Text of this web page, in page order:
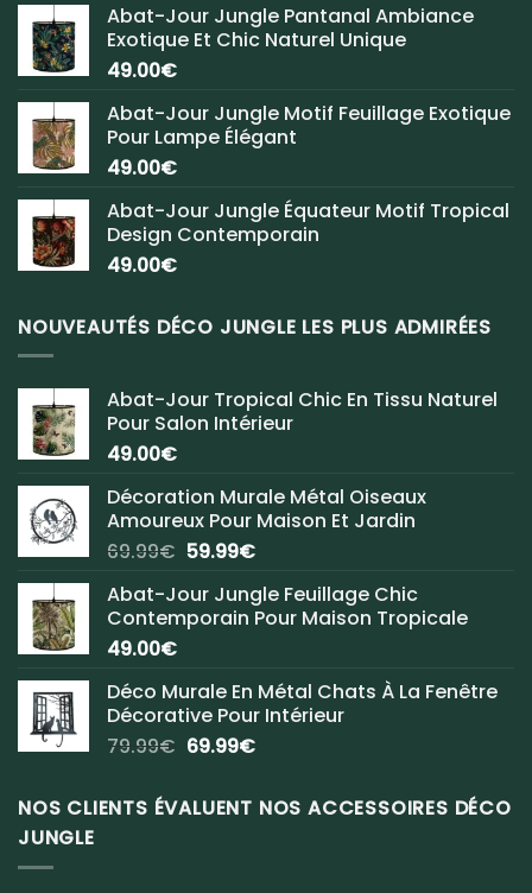
prix :
13.00€
Abat-Jour Jungle Pantanal Ambiance
Exotique Et Chic Naturel Unique
49.00€
Abat-Jour Jungle Motif Feuillage Exotique
Pour Lampe Élégant
49.00€
Abat-Jour Jungle Équateur Motif Tropical
Design Contemporain
49.00€
NOUVEAUTÉS DÉCO JUNGLE LES PLUS ADMIRÉES
Abat-Jour Tropical Chic En Tissu Naturel
Pour Salon Intérieur
49.00€
Décoration Murale Métal Oiseaux
Amoureux Pour Maison Et Jardin
69.99€ Le
initial
était :
59.99€Le
actuel
est :
Abat-Jour Jungle Feuillage Chic
Contemporain Pour Maison Tropicale
49.00€
Déco Murale En Métal Chats À La Fenêtre
Décorative Pour Intérieur
79.99€ Le
initial
était :
69.99€Le
actuel
est :
NOS CLIENTS ÉVALUENT NOS ACCESSOIRES DÉCO
JUNGLE